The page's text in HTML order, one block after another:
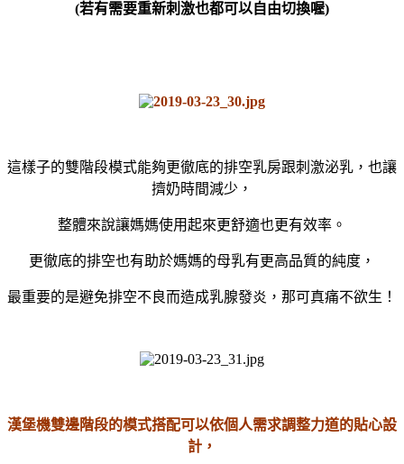
(若有需要重新刺激也都可以自由切換喔)
這樣子的雙階段模式能夠更徹底的排空乳房跟刺激泌乳，也讓
擠奶時間減少，
整體來說讓媽媽使用起來更舒適也更有效率。
更徹底的排空也有助於媽媽的母乳有更高品質的純度，
最重要的是避免排空不良而造成乳腺發炎，那可真痛不欲生！
漢堡機雙邊階段的模式搭配可以依個人需求調整力道的貼心設
計，